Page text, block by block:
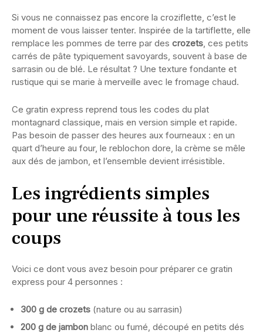
Si vous ne connaissez pas encore la croziflette, c’est le
moment de vous laisser tenter. Inspirée de la tartiflette, elle
remplace les pommes de terre par des crozets, ces petits
carrés de pâte typiquement savoyards, souvent à base de
sarrasin ou de blé. Le résultat ? Une texture fondante et
rustique qui se marie à merveille avec le fromage chaud.
Ce gratin express reprend tous les codes du plat
montagnard classique, mais en version simple et rapide.
Pas besoin de passer des heures aux fourneaux : en un
quart d’heure au four, le reblochon dore, la crème se mêle
aux dés de jambon, et l’ensemble devient irrésistible.
Les ingrédients simples
pour une réussite à tous les
coups
Voici ce dont vous avez besoin pour préparer ce gratin
express pour 4 personnes :
300 g de crozets (nature ou au sarrasin)
200 g de jambon blanc ou fumé, découpé en petits dés